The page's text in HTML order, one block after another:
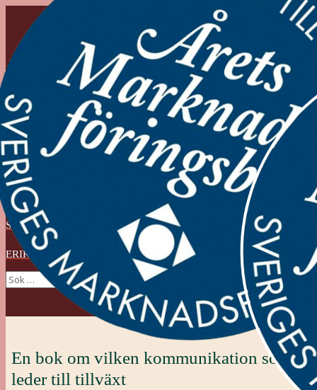
KOMMUNIKATION
SOM SKAPAR RESULTAT
ERIK MODIG
En bok om vilken kommunikation som
leder till tillväxt